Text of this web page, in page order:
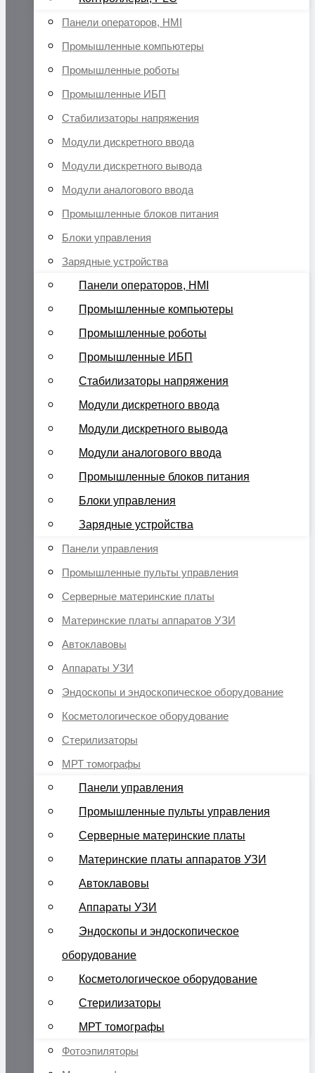
Панели операторов, HMI
Промышленные компьютеры
Промышленные роботы
Промышленные ИБП
Стабилизаторы напряжения
Модули дискретного ввода
Модули дискретного вывода
Модули аналогового ввода
Промышленные блоков питания
Блоки управления
Зарядные устройства
Панели операторов, HMI
Промышленные компьютеры
Промышленные роботы
Промышленные ИБП
Стабилизаторы напряжения
Модули дискретного ввода
Модули дискретного вывода
Модули аналогового ввода
Промышленные блоков питания
Блоки управления
Зарядные устройства
Панели управления
Промышленные пульты управления
Серверные материнские платы
Материнские платы аппаратов УЗИ
Автоклавовы
Аппараты УЗИ
Эндоскопы и эндоскопическое оборудование
Косметологическое оборудование
Стерилизаторы
МРТ томографы
Панели управления
Промышленные пульты управления
Серверные материнские платы
Материнские платы аппаратов УЗИ
Автоклавовы
Аппараты УЗИ
Эндоскопы и эндоскопическое
оборудование
Косметологическое оборудование
Стерилизаторы
МРТ томографы
Фотоэпиляторы